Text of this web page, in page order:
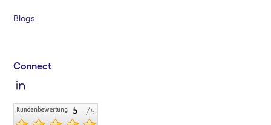
Blogs
Connect